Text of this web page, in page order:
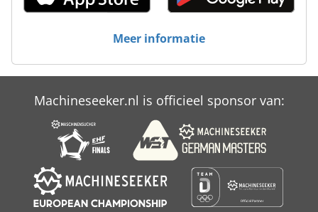
Meer informatie
Machineseeker.nl is officieel sponsor van: